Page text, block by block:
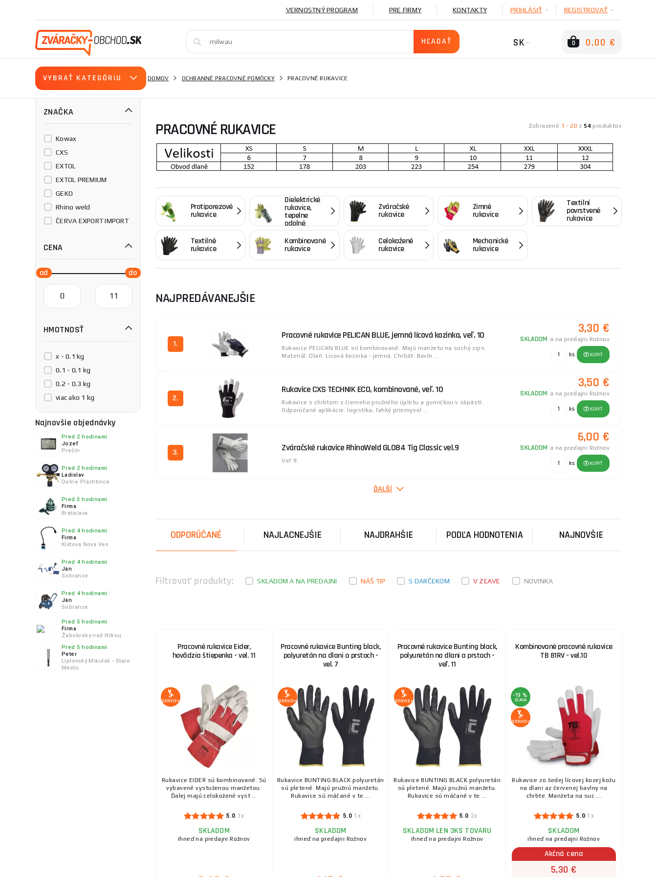
VERNOSTNÝ PROGRAM PRE FIRMY KONTAKTY PRIHLÁSIŤ REGISTROVAŤ
SK 0 0,00 €
VYBRAŤ KATEGÓRIU DOMOV OCHRANNÉ PRACOVNÉ POMÔCKY PRACOVNÉ RUKAVICE
ZNAČKA
Kowax
CXS
EXTOL
EXTOL PREMIUM
GEKO
Rhino weld
ČERVA EXPORT IMPORT
CENA
HMOTNOSŤ
x - 0.1 kg
0.1 - 0.1 kg
0.2 - 0.3 kg
viac ako 1 kg
Najnovšie objednávky
Pred 2 hodinami
Jozef
Prečín
Pred 2 hodinami
Ladislav
Dolne Plachtince
Pred 3 hodinami
Firma
Bratislava
Pred 4 hodinami
Firma
Klátova Nová Ves
Pred 4 hodinami
Ján
Sobrance
Pred 4 hodinami
Ján
Sobrance
Pred 5 hodinami
Firma
Žabokreky nad Nitrou
Pred 5 hodinami
Peter
Liptovský Mikuláš - Stare
Mesto
Zobrazené 1 -20 z 54 produktov
PRACOVNÉ RUKAVICE
V tabuľke sú uvedené len približné hodnoty veľkosti, ktoré nezakladajú nárok na odškodnenie! V prípade, že nameriate
veľkosť medzi dvoma veľkosťami, vždy si vyberte väčšiu veľkosť.
Protiporezové
rukavice
Dielektrické
rukavice,
tepelne
odolné
Zváračské
rukavice
Zimné
rukavice
Textilní
povrstvené
rukavice
Textilné
rukavice
Kombinované
rukavice
Celokožené
rukavice
Mechanické
rukavice
NAJPREDÁVANEJŠIE
1.
Pracovné rukavice PELICAN BLUE, jemná lícová kozinka, veľ. 10
Rukavice PELICAN BLUE sú kombinované. Majú manžetu na suchý zips.
Materiál: Dlaň: Lícová kozinka - jemná. Chrbát: Bavln ...
3,30 €
SKLADOM a na predajni Rožnov
ks KÚPIŤ
2.
Rukavice CXS TECHNIK ECO, kombinované, veľ. 10
Rukavice s chrbtom z čierneho pružného úpletu a gumičkou v zápästí.
Odporúčané aplikácie: logistika, ľahký priemysel ...
3,50 €
SKLADOM a na predajni Rožnov
ks KÚPIŤ
3. Zváračské rukavice RhinoWeld GL084 Tig Classic vel.9
Veľ 9.
6,00 €
SKLADOM a na predajni Rožnov
ks KÚPIŤ
bezšvové rukavice z elastónu a bavlny ponorené do p ...
ks
Rukavice CXS TECHNIK ECO, kombinované, veľ. 9
GRAJA Rukavice proti porezu povrstvené PU, Čierne, Vel 11 2,30 €
Rukavice kožené s vystuženou dlaňou, veľkosť 10"-10,5"
technické parametre: veľkosť 10"-10,5" značka : EXTOL PREMIUM
2,40 €
SKLADOM a na predajni Rožnov
ks KÚPIŤ
9.
Pracovné rukavice hovädzia štiepenka - veľkosť 10 CERVA - TERN
TERN - rukavice pracovné z hovädzej štiepenky v dlani s podšívkou,
chrbát a manžeta z bavlnenej tkaniny Veľkosť 10,5
1,60 €
ks KÚPIŤ
CARPINTERO Pracovné Rukavice Povrstvené, Šedé, Vel 10
CARPINTERO Pracovné Rukavice Povrstvené, Šedé, Vel 10 Pletené
bezšvíkové antistatické polyesterové rukavice s integrovan ...
1,00 €
a na predajni Rožnov
ks
ĎALŠÍ
ODPORÚČANÉ NAJLACNEJŠIE NAJDRAHŠIE PODĽA HODNOTENIA NAJNOVŠIE
Filtrovať produkty: SKLADOM A NA PREDAJNI NÁŠ TIP S DARČEKOM V ZĽAVE NOVINKA
Pracovné rukavice Eider,
hovädzia štiepenka - vel. 11
SERVIS+
Rukavice EIDER sú kombinované. Sú
vybavené vystuženou manžetou.
Ďalej majú celokožené vyst ...
5.0 1x
SKLADOM
ihneď na predajni Rožnov
Pracovné rukavice Bunting black,
polyuretán na dlani a prstoch -
vel. 7
SERVIS+
Rukavice BUNTING BLACK polyuretán
sú pletené. Majú pružnú manžetu.
Rukavice sú máčané v te ...
5.0 1x
SKLADOM
ihneď na predajni Rožnov
Pracovné rukavice Bunting black,
polyuretán na dlani a prstoch -
veľ. 11
SERVIS+
Rukavice BUNTING BLACK polyuretán
sú pletené. Majú pružnú manžetu.
Rukavice sú máčané v te ...
5.0 2x
SKLADOM LEN 3KS TOVARU
ihneď na predajni Rožnov
Kombinované pracovné rukavice
TB 81RV - vel.10
-19 %
ZĽAVA
SERVIS+
Rukavice zo šedej lícovej kozej kožu
na dlani az červenej bavlny na
chrbte. Manžeta na suc ...
5.0 1x
SKLADOM
ihneď na predajni Rožnov
Akčná cena
5,30 €